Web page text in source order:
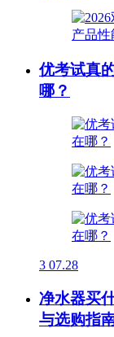
优考试真
哪？
3 07.28
净水器买
与选购指